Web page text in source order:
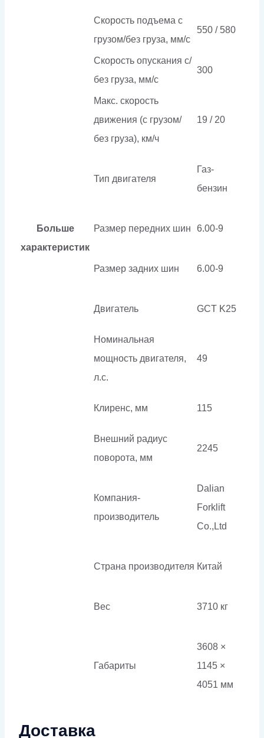
Больше
характеристик
Скорость подъема с
грузом/без груза, мм/с
550 / 580
Скорость опускания c/
без груза, мм/с
300
Макс. скорость
движения (с грузом/
без груза), км/ч
19 / 20
Тип двигателя
Газ-
бензин
Размер передних шин 6.00-9
Размер задних шин 6.00-9
Двигатель GCT K25
Номинальная
мощность двигателя,
л.с.
49
Клиренс, мм 115
Внешний радиус
поворота, мм
2245
Компания-
производитель
Dalian
Forklift
Co.,Ltd
Страна производителя Китай
Вес 3710 кг
Габариты
3608 ×
1145 ×
4051 мм
Доставка